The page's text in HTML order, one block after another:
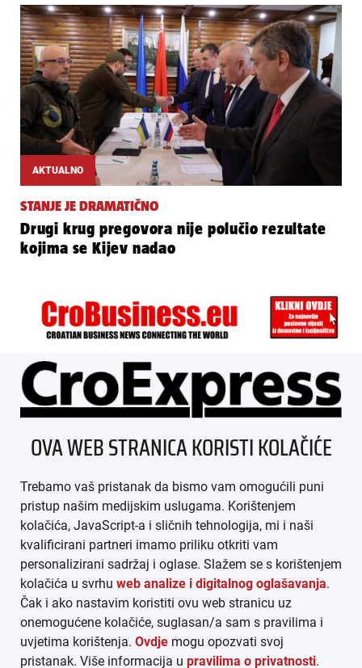
AKTUALNO
STANJE JE DRAMATIČNO
Drugi krug pregovora nije polučio rezultate
kojima se Kijev nadao
ÜBER UNS
IMPRESSUM
AGB
DATENSCHUTZ
MEDIADATEN
ARHIVA (PDF)
OVA WEB STRANICA KORISTI KOLAČIĆE
Trebamo vaš pristanak da bismo vam omogućili puni
pristup našim medijskim uslugama. Korištenjem
kolačića, JavaScript-a i sličnih tehnologija, mi i naši
kvalificirani partneri imamo priliku otkriti vam
personalizirani sadržaj i oglase. Slažem se s korištenjem
kolačića u svrhu web analize i digitalnog oglašavanja.
Čak i ako nastavim koristiti ovu web stranicu uz
onemogućene kolačiće, suglasan/a sam s pravilima i
uvjetima korištenja. Ovdje mogu opozvati svoj
pristanak. Više informacija u pravilima o privatnosti.